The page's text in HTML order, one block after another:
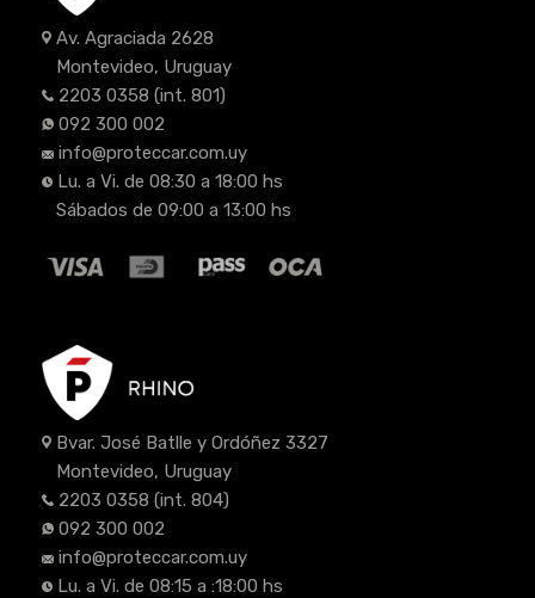
Av. Agraciada 2628
Montevideo, Uruguay
2203 0358 (int. 801)
092 300 002
info@proteccar.com.uy
Lu. a Vi. de 08:30 a 18:00 hs
Sábados de 09:00 a 13:00 hs
Bvar. José Batlle y Ordóñez 3327
Montevideo, Uruguay
2203 0358 (int. 804)
092 300 002
info@proteccar.com.uy
Lu. a Vi. de 08:15 a :18:00 hs